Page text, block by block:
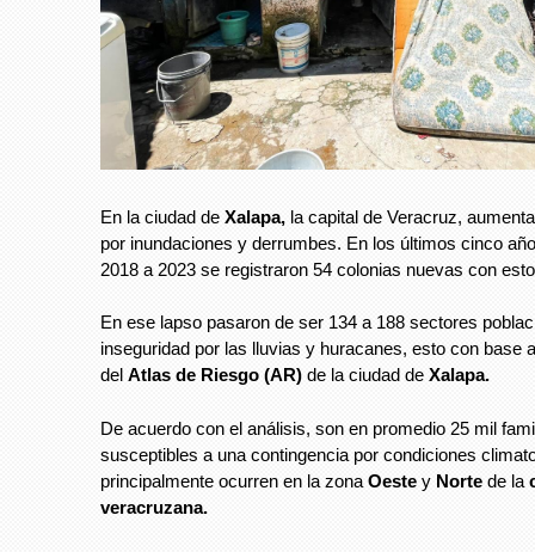
En la ciudad de Xalapa, la capital de Veracruz,
por inundaciones y derrumbes. En los últimos cinco
2018 a 2023 se registraron 54 colonias nuevas con
En ese lapso pasaron de ser 134 a 188 sectores
inseguridad por las lluvias y huracanes, esto con base
del Atlas de Riesgo (AR) de la ciudad de Xalapa.
De acuerdo con el análisis, son en promedio 25 mil
susceptibles a una contingencia por condiciones
principalmente ocurren en la zona Oeste y Norte de la
veracruzana.